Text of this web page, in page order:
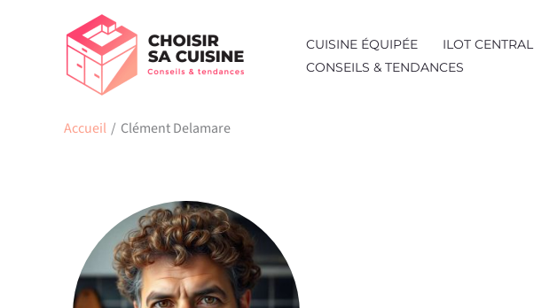
CUISINE ÉQUIPÉE ILOT CENTRAL
CONSEILS & TENDANCES
Accueil Clément Delamare